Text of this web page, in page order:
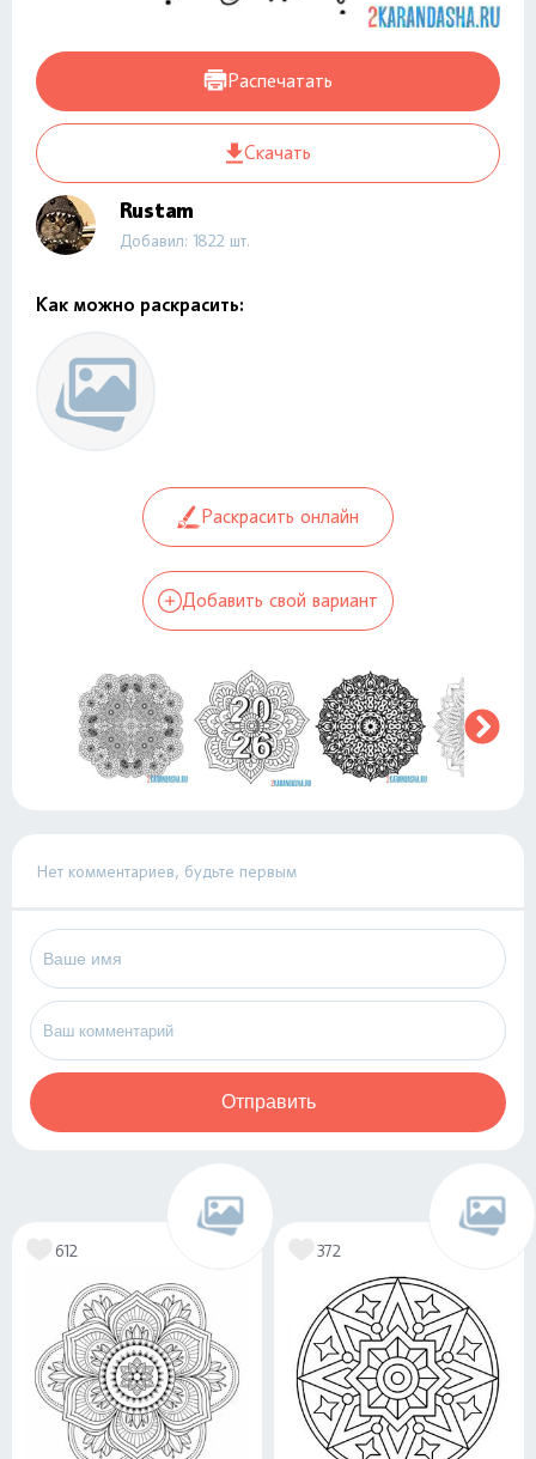
Распечатать
Скачать
Rustam
Добавил: 1822 шт.
Как можно раскрасить:
Раскрасить онлайн
Добавить свой вариант
Нет комментариев, будьте первым
Отправить
612 372